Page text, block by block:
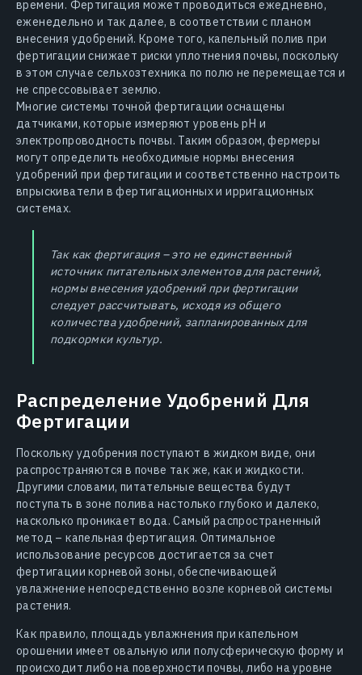
времени. Фертигация может проводиться ежедневно,
еженедельно и так далее, в соответствии с планом
внесения удобрений. Кроме того, капельный полив при
фертигации снижает риски уплотнения почвы, поскольку
в этом случае сельхозтехника по полю не перемещается и
не спрессовывает землю.
Многие системы точной фертигации оснащены
датчиками, которые измеряют уровень pH и
электропроводность почвы. Таким образом, фермеры
могут определить необходимые нормы внесения
удобрений при фертигации и соответственно настроить
впрыскиватели в фертигационных и ирригационных
системах.
Так как фертигация – это не единственный
источник питательных элементов для растений,
нормы внесения удобрений при фертигации
следует рассчитывать, исходя из общего
количества удобрений, запланированных для
подкормки культур.
Распределение Удобрений Для
Фертигации
Поскольку удобрения поступают в жидком виде, они
распространяются в почве так же, как и жидкости.
Другими словами, питательные вещества будут
поступать в зоне полива настолько глубоко и далеко,
насколько проникает вода. Самый распространенный
метод – капельная фертигация. Оптимальное
использование ресурсов достигается за счет
фертигации корневой зоны, обеспечивающей
увлажнение непосредственно возле корневой системы
растения.
Как правило, площадь увлажнения при капельном
орошении имеет овальную или полусферическую форму и
происходит либо на поверхности почвы, либо на уровне